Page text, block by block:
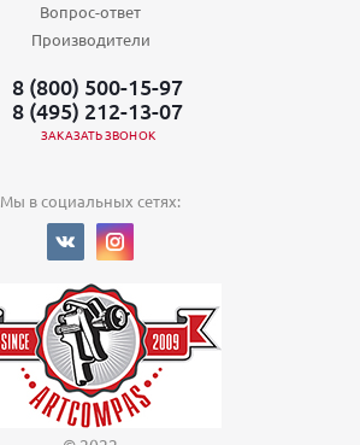
Вопрос-ответ
Производители
8 (800) 500-15-97
8 (495) 212-13-07
ЗАКАЗАТЬ ЗВОНОК
Мы в социальных сетях: